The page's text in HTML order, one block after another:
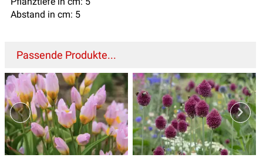
Abstand in cm: 5
Passende Produkte...